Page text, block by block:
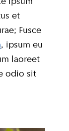
et
Fusce
, ipsum eu
laoreet
odio sit